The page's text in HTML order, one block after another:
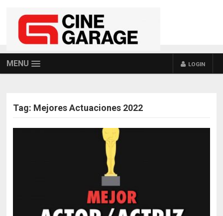
MENU LOGIN
Tag: Mejores Actuaciones 2022